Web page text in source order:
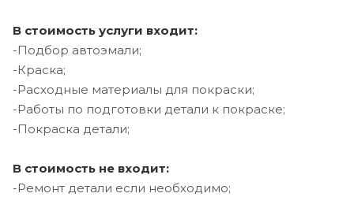
В стоимость услуги входит:
-Подбор автоэмали;
-Краска;
-Расходные материалы для покраски;
-Работы по подготовки детали к покраске;
-Покраска детали;
В стоимость не входит:
-Ремонт детали если необходимо;